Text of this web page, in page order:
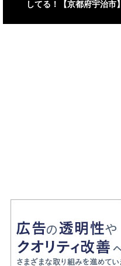
してる！【京都府宇治市】